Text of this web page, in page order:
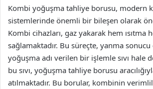
Kombi yoğuşma tahliye borusu, modern
sistemlerinde önemli bir bileşen olarak
Kombi cihazları, gaz yakarak hem ısıtma
sağlamaktadır. Bu süreçte, yanma sonucu
yoğuşma adı verilen bir işlemle sıvı hale
bu sıvı, yoğuşma tahliye borusu
atılmaktadır. Bu borular, kombinin